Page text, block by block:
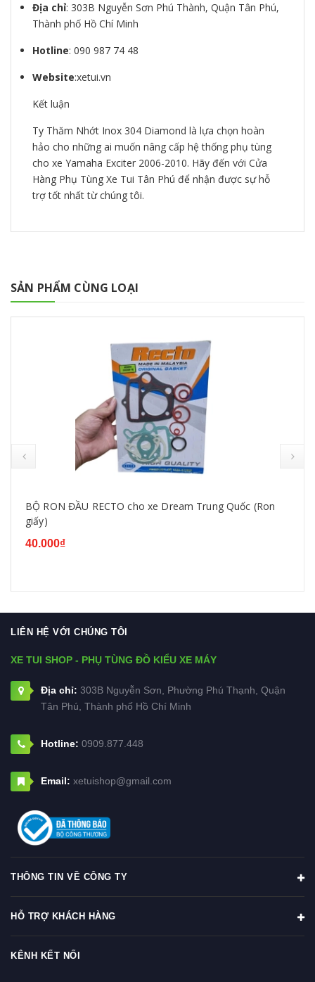
Địa chỉ: 303B Nguyễn Sơn Phú Thành, Quận Tân Phú,
Thành phố Hồ Chí Minh
Hotline: 090 987 74 48
Website:xetui.vn
Kết luận
Ty Thăm Nhớt Inox 304 Diamond là lựa chọn hoàn
hảo cho những ai muốn nâng cấp hệ thống phụ tùng
cho xe Yamaha Exciter 2006-2010. Hãy đến với Cửa
Hàng Phụ Tùng Xe Tui Tân Phú để nhận được sự hỗ
trợ tốt nhất từ chúng tôi.
SẢN PHẨM CÙNG LOẠI
BỘ RON ĐẦU RECTO cho xe Dream Trung Quốc (Ron
giấy)
40.000₫
LIÊN HỆ VỚI CHÚNG TÔI
XE TUI SHOP - PHỤ TÙNG ĐỒ KIỂU XE MÁY
Địa chỉ: 303B Nguyễn Sơn, Phường Phú Thạnh, Quận
Tân Phú, Thành phố Hồ Chí Minh
Hotline: 0909.877.448
Email: xetuishop@gmail.com
THÔNG TIN VỀ CÔNG TY
HỖ TRỢ KHÁCH HÀNG
KÊNH KẾT NỐI